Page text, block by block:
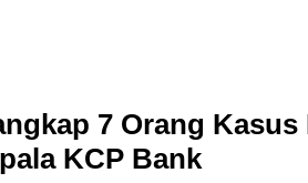
7 Orang
KCP Bank